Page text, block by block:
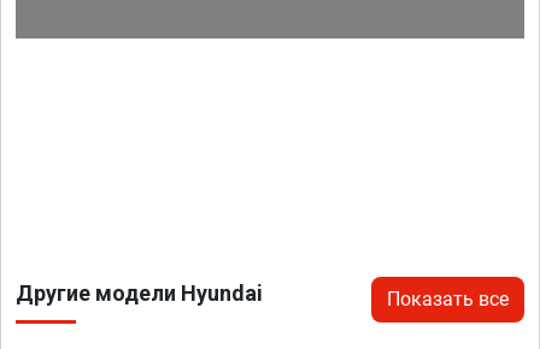
Другие модели Hyundai Показать все